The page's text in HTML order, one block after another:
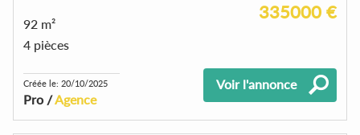
335000 €
92 m²
4 pièces
Créée le: 20/10/2025
Pro /Agence
Voir l'annonce